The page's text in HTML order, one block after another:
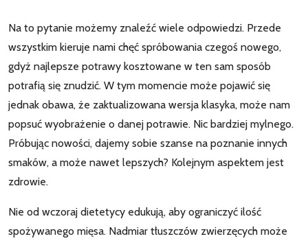
Na to pytanie możemy znaleźć wiele odpowiedzi. Przede
wszystkim kieruje nami chęć spróbowania czegoś nowego,
gdyż najlepsze potrawy kosztowane w ten sam sposób
potrafią się znudzić. W tym momencie może pojawić się
jednak obawa, że zaktualizowana wersja klasyka, może nam
popsuć wyobrażenie o danej potrawie. Nic bardziej mylnego.
Próbując nowości, dajemy sobie szanse na poznanie innych
smaków, a może nawet lepszych? Kolejnym aspektem jest
zdrowie.
Nie od wczoraj dietetycy edukują, aby ograniczyć ilość
spożywanego mięsa. Nadmiar tłuszczów zwierzęcych może